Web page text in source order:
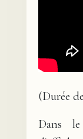
(Durée
Dans